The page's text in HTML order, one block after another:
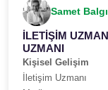
Samet
İLETİŞİM
UZMANI
Kişisel Gelişim
İletişim Uzmanı